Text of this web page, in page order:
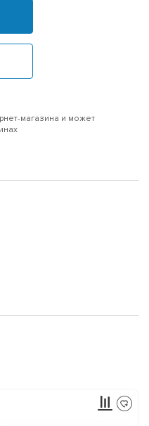
магазина и может